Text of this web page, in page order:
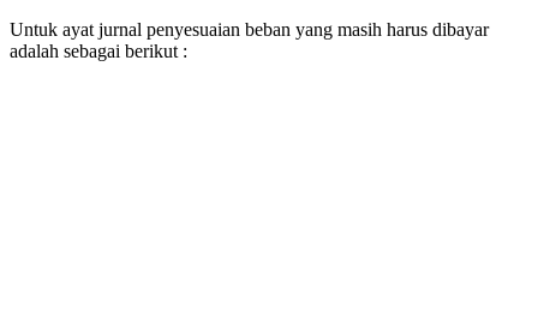
Untuk ayat jurnal penyesuaian beban yang masih harus dibayar
adalah sebagai berikut :